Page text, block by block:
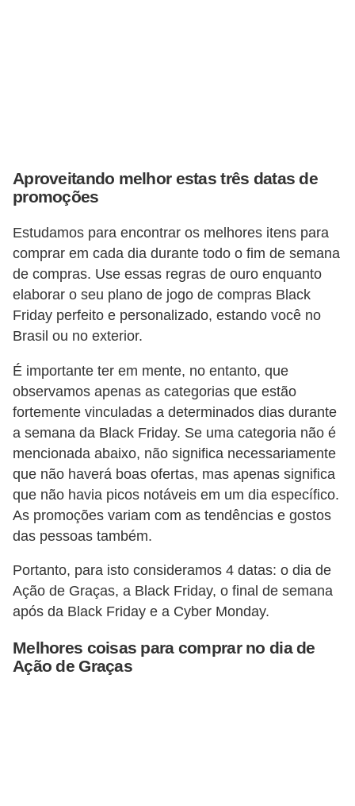
Aproveitando melhor estas três datas de
promoções
Estudamos para encontrar os melhores itens para
comprar em cada dia durante todo o fim de semana
de compras. Use essas regras de ouro enquanto
elaborar o seu plano de jogo de compras Black
Friday perfeito e personalizado, estando você no
Brasil ou no exterior.
É importante ter em mente, no entanto, que
observamos apenas as categorias que estão
fortemente vinculadas a determinados dias durante
a semana da Black Friday. Se uma categoria não é
mencionada abaixo, não significa necessariamente
que não haverá boas ofertas, mas apenas significa
que não havia picos notáveis ​​em um dia específico.
As promoções variam com as tendências e gostos
das pessoas também.
Portanto, para isto consideramos 4 datas: o dia de
Ação de Graças, a Black Friday, o final de semana
após da Black Friday e a Cyber Monday.
Melhores coisas para comprar no dia de
Ação de Graças
i
t
o
e
d
é
b
t
o
E
d
u
c
a
ã
o
f
i
n